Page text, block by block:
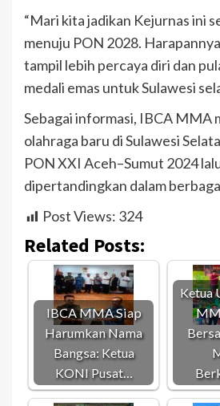
“Mari kita jadikan Kejurnas ini
menuju PON 2028.
tampil lebih percaya diri dan
medali emas untuk Sulawesi
Sebagai informasi, IBCA MMA
olahraga baru di Sulawesi
PON XXI Aceh–Sumut 2024
dipertandingkan dalam
Post Views: 324
Related Posts:
IBCA MMA Siap
Harumkan Nama
Bangsa: Ketua
KONI Pusat…
Ketua